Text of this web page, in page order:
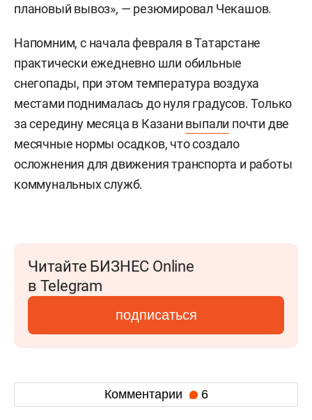
плановый вывоз», — резюмировал Чекашов.
Напомним, с начала февраля в Татарстане
практически ежедневно шли обильные
снегопады, при этом температура воздуха
местами поднималась до нуля градусов. Только
за середину месяца в Казани выпали почти две
месячные нормы осадков, что создало
осложнения для движения транспорта и работы
коммунальных служб.
Читайте БИЗНЕС Online
в Telegram
подписаться
Комментарии 6